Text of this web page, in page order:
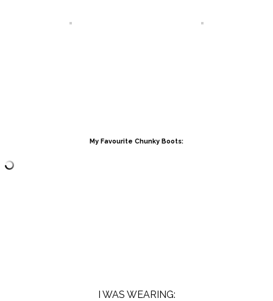
My Favourite Chunky Boots:
I WAS WEARING: